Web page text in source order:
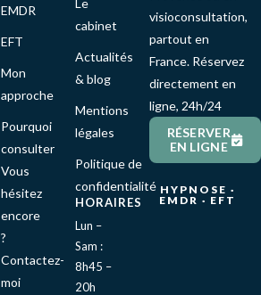
EMDR
EFT
Mon
approche
Pourquoi
consulter
Vous
hésitez
encore
?
Contactez-
moi
cabinet
Actualités
& blog
Mentions
légales
Politique de
confidentialité
HORAIRES
Lun –
Sam :
8h45 –
20h
visioconsultation,
partout en
France. Réservez
directement en
ligne, 24h/24
RÉSERVER
EN LIGNE
HYPNOSE ·
EMDR · EFT